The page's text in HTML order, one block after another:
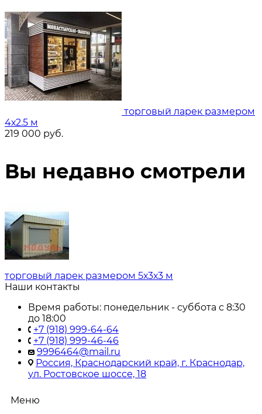
торговый ларек размером
4х2.5 м
219 000 руб.
Вы недавно смотрели
торговый ларек размером 5х3х3 м
Наши контакты
Время работы: понедельник - суббота с 8:30
до 18:00
+7 (918) 999-64-64
+7 (918) 999-46-46
9996464@mail.ru
Россия, Краснодарский край, г. Краснодар,
ул. Ростовское шоссе, 18
Меню